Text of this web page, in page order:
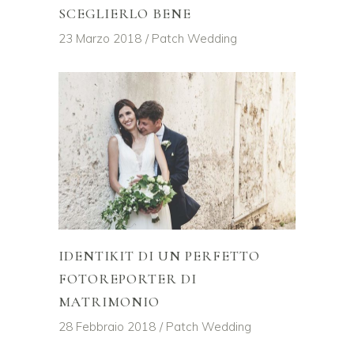
SCEGLIERLO BENE
23 Marzo 2018 Patch Wedding
IDENTIKIT DI UN PERFETTO
FOTOREPORTER DI
MATRIMONIO
28 Febbraio 2018 Patch Wedding